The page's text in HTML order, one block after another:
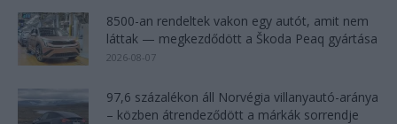
8500-an rendeltek vakon egy autót, amit nem
láttak — megkezdődött a Škoda Peaq gyártása
2026-08-07
97,6 százalékon áll Norvégia villanyautó-aránya
– közben átrendeződött a márkák sorrendje